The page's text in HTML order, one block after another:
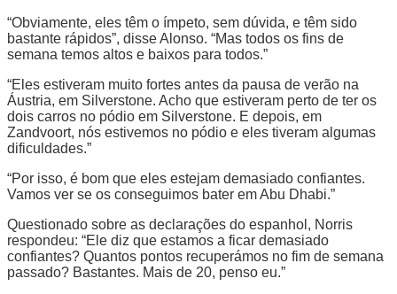
“Obviamente, eles têm o ímpeto, sem dúvida, e têm sido
bastante rápidos”, disse Alonso. “Mas todos os fins de
semana temos altos e baixos para todos.”
“Eles estiveram muito fortes antes da pausa de verão na
Áustria, em Silverstone. Acho que estiveram perto de ter os
dois carros no pódio em Silverstone. E depois, em
Zandvoort, nós estivemos no pódio e eles tiveram algumas
dificuldades.”
“Por isso, é bom que eles estejam demasiado confiantes.
Vamos ver se os conseguimos bater em Abu Dhabi.”
Questionado sobre as declarações do espanhol, Norris
respondeu: “Ele diz que estamos a ficar demasiado
confiantes? Quantos pontos recuperámos no fim de semana
passado? Bastantes. Mais de 20, penso eu.”